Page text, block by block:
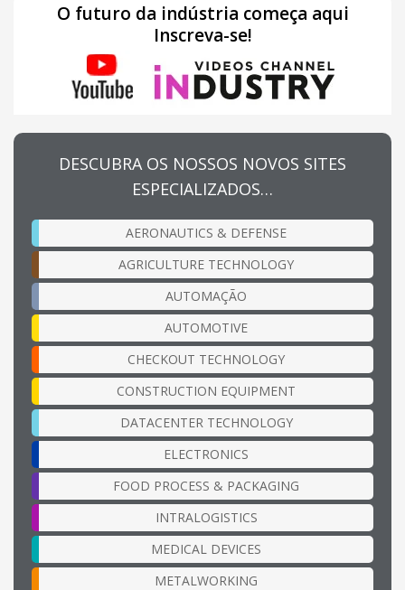
O futuro da indústria começa aqui
Inscreva-se!
DESCUBRA OS NOSSOS NOVOS SITES
ESPECIALIZADOS…
AERONAUTICS & DEFENSE
AGRICULTURE TECHNOLOGY
AUTOMAÇÃO
AUTOMOTIVE
CHECKOUT TECHNOLOGY
CONSTRUCTION EQUIPMENT
DATACENTER TECHNOLOGY
ELECTRONICS
FOOD PROCESS & PACKAGING
INTRALOGISTICS
MEDICAL DEVICES
METALWORKING